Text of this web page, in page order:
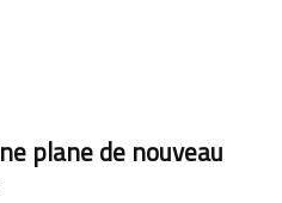
plane de nouveau